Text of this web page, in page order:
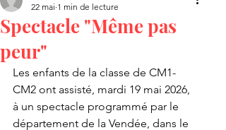
Spectacle "Même pas
peur"
22 mai 1 min de lecture
Les enfants de la classe de CM1-
CM2 ont assisté, mardi 19 mai 2026,
à un spectacle programmé par le
département de la Vendée, dans le